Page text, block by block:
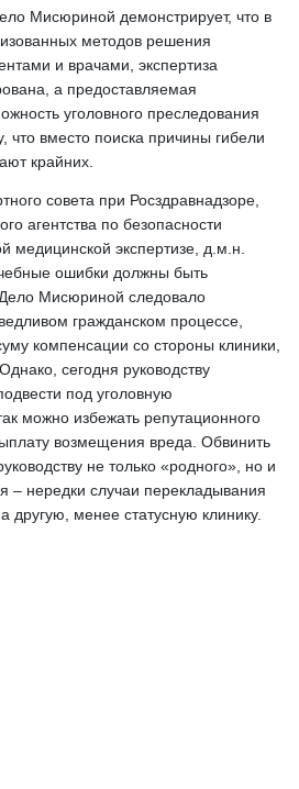
Мисюриной демонстрирует, что в
методов решения
и врачами, экспертиза
а предоставляемая
уголовного преследования
что вместо поиска причины гибели
крайних.
совета при Росздравнадзоре,
агентства по безопасности
медицинской экспертизе, д.м.н.
ошибки должны быть
Мисюриной следовало
гражданском процессе,
компенсации со стороны клиники,
сегодня руководству
под уголовную
можно избежать репутационного
возмещения вреда. Обвинить
не только «родного», но и
– нередки случаи перекладывания
другую, менее статусную клинику.